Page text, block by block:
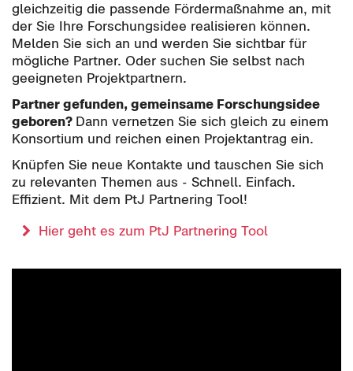
gleichzeitig die passende Fördermaßnahme an, mit
der Sie Ihre Forschungsidee realisieren können.
Melden Sie sich an und werden Sie sichtbar für
mögliche Partner. Oder suchen Sie selbst nach
geeigneten Projektpartnern.
Partner gefunden, gemeinsame Forschungsidee
geboren? Dann vernetzen Sie sich gleich zu einem
Konsortium und reichen einen Projektantrag ein.
Knüpfen Sie neue Kontakte und tauschen Sie sich
zu relevanten Themen aus - Schnell. Einfach.
Effizient. Mit dem PtJ Partnering Tool!
Hier geht es zum PtJ Partnering Tool